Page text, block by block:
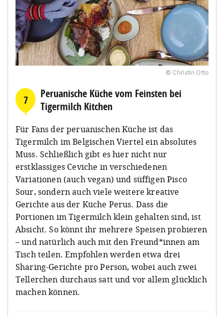
© Christin Otto
7
Peruanische Küche vom Feinsten bei
Tigermilch Kitchen
Für Fans der peruanischen Küche ist das
Tigermilch im Belgischen Viertel ein absolutes
Muss. Schließlich gibt es hier nicht nur
erstklassiges Ceviche in verschiedenen
Variationen (auch vegan) und süffigen Pisco
Sour, sondern auch viele weitere kreative
Gerichte aus der Küche Perus. Dass die
Portionen im Tigermilch klein gehalten sind, ist
Absicht. So könnt ihr mehrere Speisen probieren
– und natürlich auch mit den Freund*innen am
Tisch teilen. Empfohlen werden etwa drei
Sharing-Gerichte pro Person, wobei auch zwei
Tellerchen durchaus satt und vor allem glücklich
machen können.